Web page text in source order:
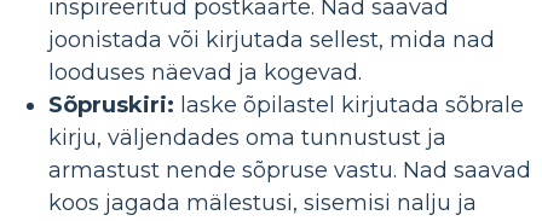
inspireeritud postkaarte. Nad saavad
joonistada või kirjutada sellest, mida nad
looduses näevad ja kogevad.
Sõpruskiri: laske õpilastel kirjutada sõbrale
kirju, väljendades oma tunnustust ja
armastust nende sõpruse vastu. Nad saavad
koos jagada mälestusi, sisemisi nalju ja